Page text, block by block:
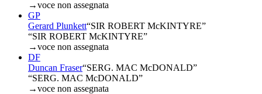
→voce non assegnata
GP
Gerard Plunkett“SIR ROBERT McKINTYRE”
“SIR ROBERT McKINTYRE”
→voce non assegnata
DF
Duncan Fraser“SERG. MAC McDONALD”
“SERG. MAC McDONALD”
→voce non assegnata